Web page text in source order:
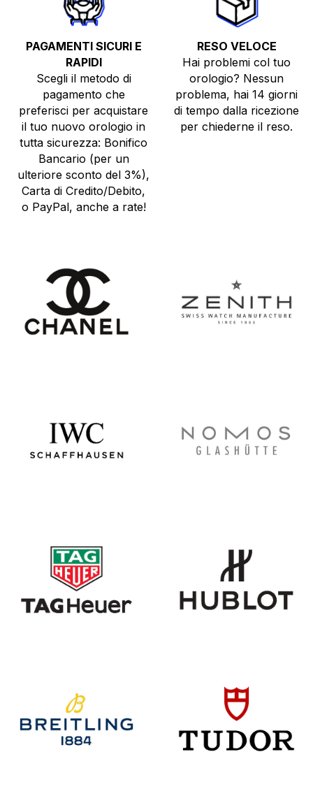
PAGAMENTI SICURI E
RAPIDI
Scegli il metodo di
pagamento che
preferisci per acquistare
il tuo nuovo orologio in
tutta sicurezza: Bonifico
Bancario (per un
ulteriore sconto del 3%),
Carta di Credito/Debito,
o PayPal, anche a rate!
RESO VELOCE
Hai problemi col tuo
orologio? Nessun
problema, hai 14 giorni
di tempo dalla ricezione
per chiederne il reso.